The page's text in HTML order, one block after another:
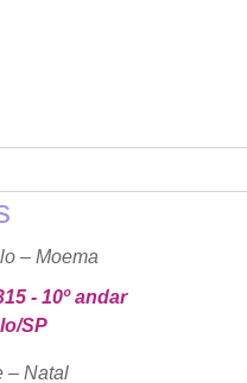
– Moema
- 10º andar
SP
– Natal